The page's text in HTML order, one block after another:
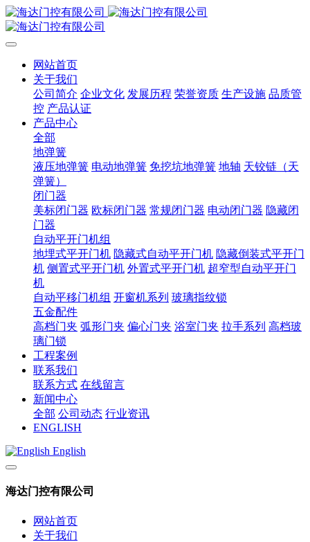
网站首页
关于我们
公司简介 企业文化 发展历程 荣誉资质 生产设施 品质管
控 产品认证
产品中心
全部
地弹簧
液压地弹簧 电动地弹簧 免挖坑地弹簧 地轴 天铰链（天
弹簧）
闭门器
美标闭门器 欧标闭门器 常规闭门器 电动闭门器 隐藏闭
门器
自动平开门机组
地埋式平开门机 隐藏式自动平开门机 隐藏倒装式平开门
机 侧置式平开门机 外置式平开门机 超窄型自动平开门
机
自动平移门机组 开窗机系列 玻璃指纹锁
五金配件
高档门夹 弧形门夹 偏心门夹 浴室门夹 拉手系列 高档玻
璃门锁
工程案例
联系我们
联系方式 在线留言
新闻中心
全部 公司动态 行业资讯
ENGLISH
English
海达门控有限公司
网站首页
关于我们